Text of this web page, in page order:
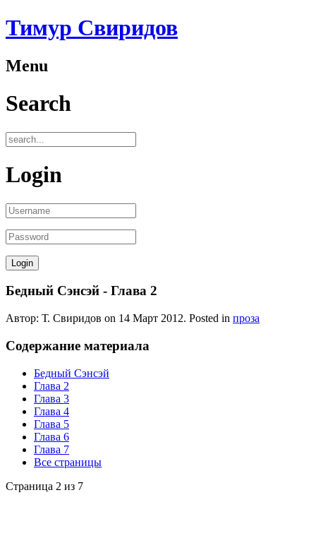
Тимур Свиридов
Menu
Search
Login
Бедный Сэнсэй - Глава 2
Автор: Т. Свиридов on 14 Март 2012. Posted in проза
Содержание материала
Бедный Сэнсэй
Глава 2
Глава 3
Глава 4
Глава 5
Глава 6
Глава 7
Все страницы
Страница 2 из 7